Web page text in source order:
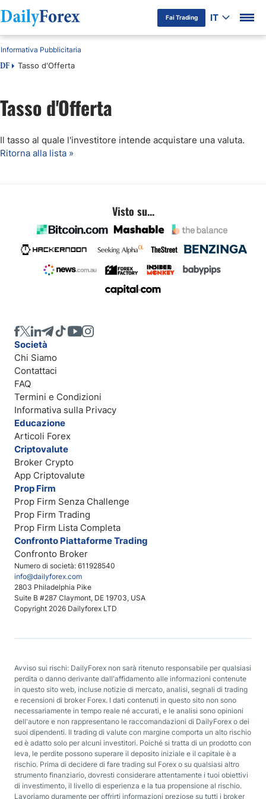
Fai Trading IT
DF Tasso d'Offerta
Informativa Pubblicitaria
Tasso d'Offerta
Il tasso al quale l'investitore intende acquistare una valuta.
Ritorna alla lista »
Visto su...
Numero di società: 611928540
info@dailyforex.com
2803 Philadelphia Pike
Suite B #287 Claymont, DE 19703, USA
Copyright 2026 Dailyforex LTD
Società
Chi Siamo
Contattaci
FAQ
Termini e Condizioni
Informativa sulla Privacy
Educazione
Articoli Forex
Criptovalute
Broker Crypto
App Criptovalute
Prop Firm
Prop Firm Senza Challenge
Prop Firm Trading
Prop Firm Lista Completa
Confronto Piattaforme Trading
Confronto Broker
Avviso sui rischi: DailyForex non sarà ritenuto responsabile per qualsiasi
perdita o danno derivante dall'affidamento alle informazioni contenute
in questo sito web, incluse notizie di mercato, analisi, segnali di trading
e recensioni di broker Forex. I dati contenuti in questo sito non sono
necessariamente in tempo reale né accurati, e le analisi sono opinioni
dell'autore e non rappresentano le raccomandazioni di DailyForex o dei
suoi dipendenti. Il trading di valute con margine comporta un alto rischio
ed è adatto solo per alcuni investitori. Poiché si tratta di un prodotto con
leva, le perdite possono superare il deposito iniziale e il capitale è a
rischio. Prima di decidere di fare trading sul Forex o su qualsiasi altro
strumento finanziario, dovresti considerare attentamente i tuoi obiettivi
di investimento, il livello di esperienza e la tua propensione al rischio.
Lavoriamo duramente per offrirti informazioni preziose su tutti i broker